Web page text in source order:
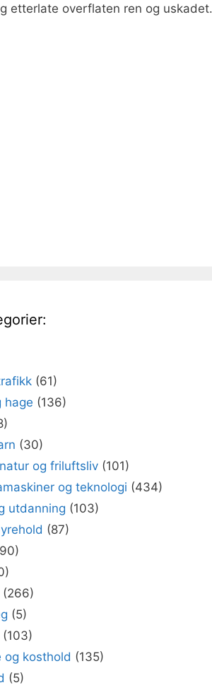
etterlate overflaten ren og uskadet.
(61)
hage (136)
(30)
og friluftsliv (101)
og teknologi (434)
utdanning (103)
(87)
(266)
(5)
(103)
og kosthold (135)
(5)